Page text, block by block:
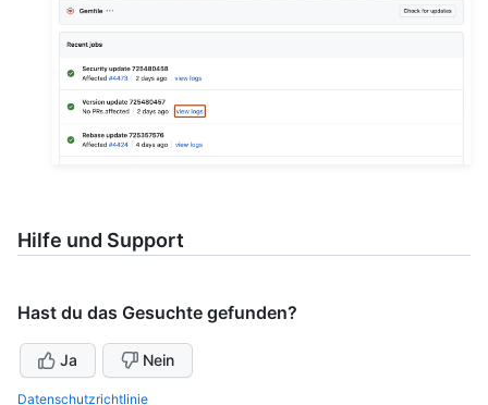
Hilfe und Support
Hast du das Gesuchte gefunden?
Ja Nein
Datenschutzrichtlinie